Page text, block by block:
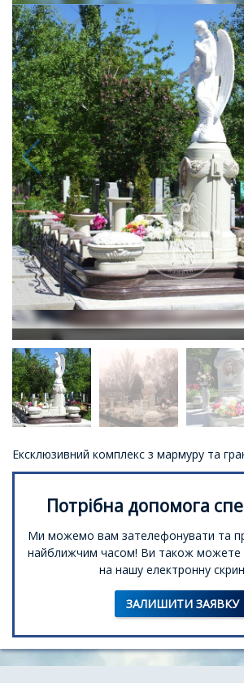
Ексклюзивний комплекс з мармуру та
Потрібна допомога
Ми можемо вам зателефонувати та
найближчим часом! Ви також можете
на нашу електронну
ЗАЛИШИТИ ЗАЯВКУ